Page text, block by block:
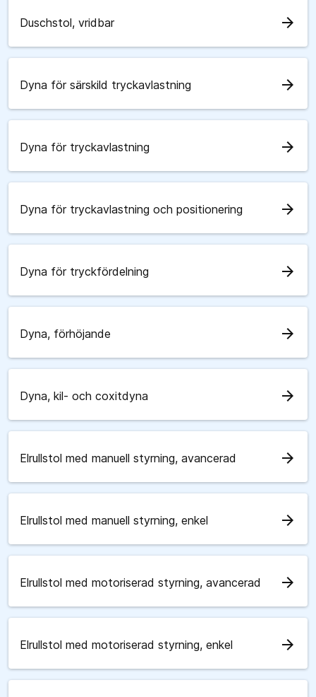
Duschstol, vridbar arrow_forward
Dyna för särskild tryckavlastning arrow_forward
Dyna för tryckavlastning arrow_forward
Dyna för tryckavlastning och positionering arrow_forward
Dyna för tryckfördelning arrow_forward
Dyna, förhöjande arrow_forward
Dyna, kil- och coxitdyna arrow_forward
Elrullstol med manuell styrning, avancerad arrow_forward
Elrullstol med manuell styrning, enkel arrow_forward
Elrullstol med motoriserad styrning, avancerad arrow_forward
Elrullstol med motoriserad styrning, enkel arrow_forward